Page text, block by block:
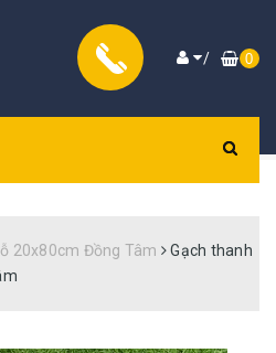
/ 0
20x80cm Đồng Tâm
Gạch thanh